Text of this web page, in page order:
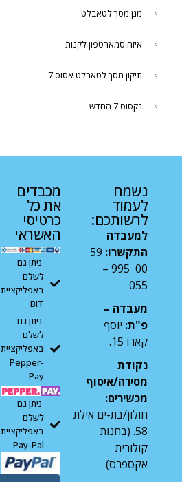
מגן מסך לטאבלט
איזה סמארטפון לקנות
תיקון מסך לטאבלט אסוס 7
נקסוס 7 החדש
נשמח
לעמוד
לרשותכם:
למעבדה
התקשרו: 59
00 995 –
055
מעבדה –
פ"ת: יוסף
קארו 15.
נקודת
מסירה/איסוף
מכשירים:
חולון/בת-ים אילת
58. (בחנות
קולורית
אקספרס)
מכבדים
את כל
כרטיסי
האשראי
ניתן גם
לשלם
באפליקציית
BIT
ניתן גם
לשלם
באפליקציית
Pepper-
Pay
ניתן גם
לשלם
באפליקציית
Pay-Pal